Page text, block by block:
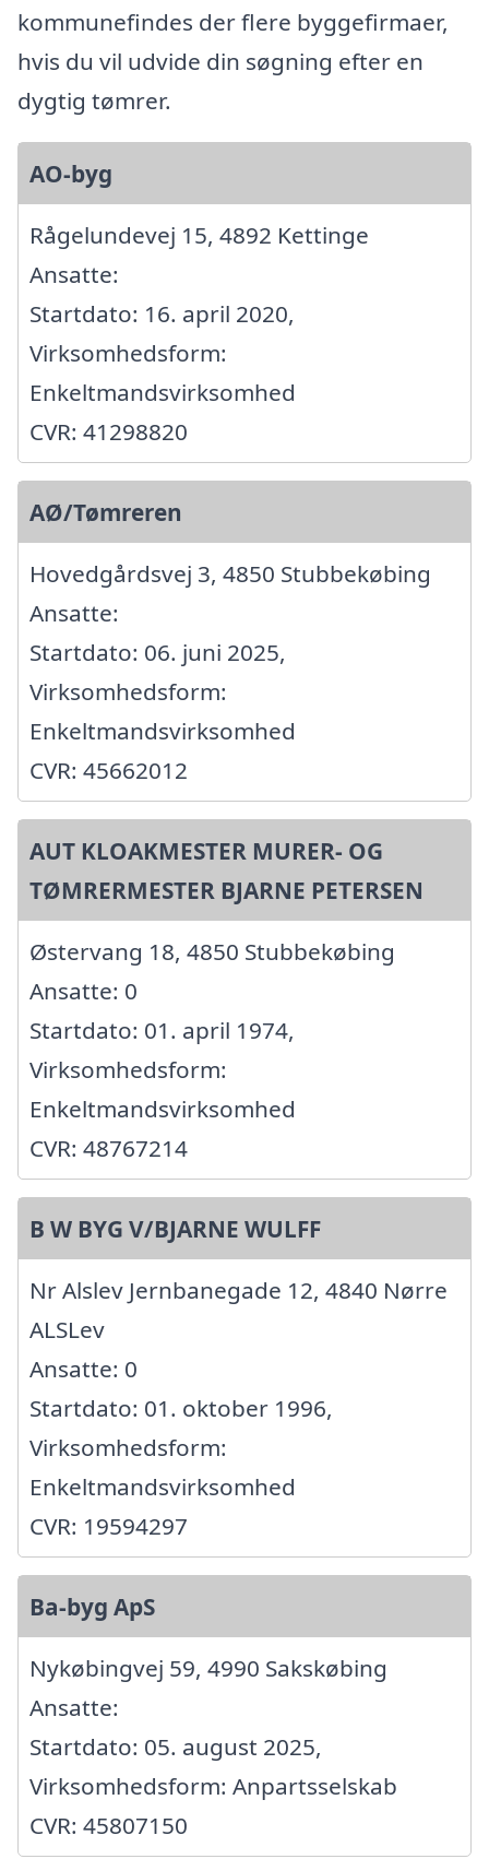
kommunefindes der flere byggefirmaer,
hvis du vil udvide din søgning efter en
dygtig tømrer.
AO-byg
Rågelundevej 15, 4892 Kettinge
Ansatte:
Startdato: 16. april 2020,
Virksomhedsform:
Enkeltmandsvirksomhed
CVR: 41298820
AØ/Tømreren
Hovedgårdsvej 3, 4850 Stubbekøbing
Ansatte:
Startdato: 06. juni 2025,
Virksomhedsform:
Enkeltmandsvirksomhed
CVR: 45662012
AUT KLOAKMESTER MURER- OG
TØMRERMESTER BJARNE PETERSEN
Østervang 18, 4850 Stubbekøbing
Ansatte: 0
Startdato: 01. april 1974,
Virksomhedsform:
Enkeltmandsvirksomhed
CVR: 48767214
B W BYG V/BJARNE WULFF
Nr Alslev Jernbanegade 12, 4840 Nørre
ALSLev
Ansatte: 0
Startdato: 01. oktober 1996,
Virksomhedsform:
Enkeltmandsvirksomhed
CVR: 19594297
Ba-byg ApS
Nykøbingvej 59, 4990 Sakskøbing
Ansatte:
Startdato: 05. august 2025,
Virksomhedsform: Anpartsselskab
CVR: 45807150